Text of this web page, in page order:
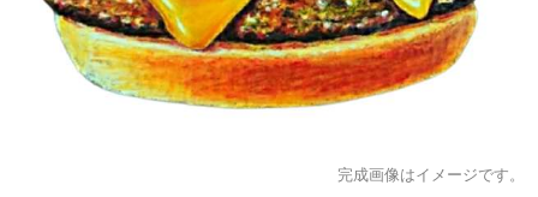
完成画像はイメージです。